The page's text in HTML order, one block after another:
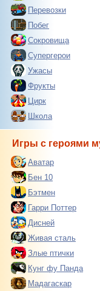
Перевозки
Побег
Сокровища
Супергерои
Ужасы
Фрукты
Цирк
Школа
Игры с героями
Аватар
Бен 10
Бэтмен
Гарри Поттер
Дисней
Живая сталь
Злые птички
Кунг фу Панда
Мадагаскар